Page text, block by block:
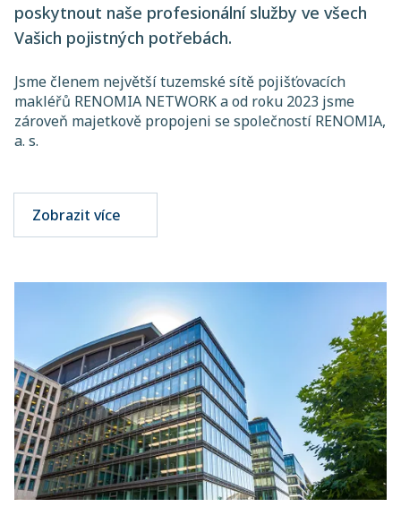
poskytnout naše profesionální služby ve všech
Vašich pojistných potřebách.
Jsme členem největší tuzemské sítě pojišťovacích
makléřů RENOMIA NETWORK a od roku 2023 jsme
zároveň majetkově propojeni se společností RENOMIA,
a. s.
Zobrazit více